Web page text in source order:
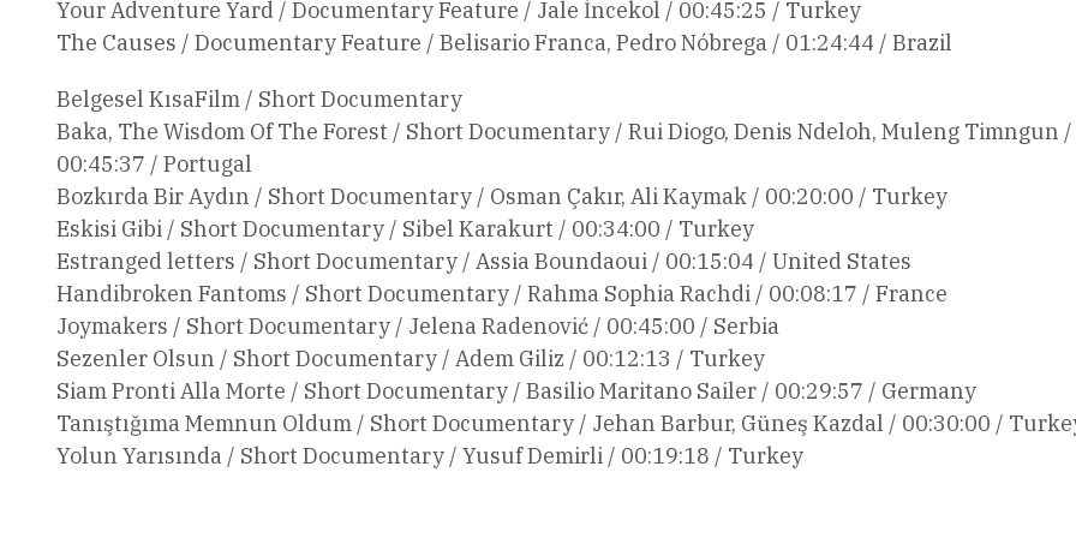
Your Adventure Yard / Documentary Feature / Jale İncekol / 00:45:25 / Turkey
The Causes / Documentary Feature / Belisario Franca, Pedro Nóbrega / 01:24:44 / Brazil
Belgesel KısaFilm / Short Documentary
Baka, The Wisdom Of The Forest / Short Documentary / Rui Diogo, Denis Ndeloh, Muleng Timngun /
00:45:37 / Portugal
Bozkırda Bir Aydın / Short Documentary / Osman Çakır, Ali Kaymak / 00:20:00 / Turkey
Eskisi Gibi / Short Documentary / Sibel Karakurt / 00:34:00 / Turkey
Estranged letters / Short Documentary / Assia Boundaoui / 00:15:04 / United States
Handibroken Fantoms / Short Documentary / Rahma Sophia Rachdi / 00:08:17 / France
Joymakers / Short Documentary / Jelena Radenović / 00:45:00 / Serbia
Sezenler Olsun / Short Documentary / Adem Giliz / 00:12:13 / Turkey
Siam Pronti Alla Morte / Short Documentary / Basilio Maritano Sailer / 00:29:57 / Germany
Tanıştığıma Memnun Oldum / Short Documentary / Jehan Barbur, Güneş Kazdal / 00:30:00 /
Yolun Yarısında / Short Documentary / Yusuf Demirli / 00:19:18 / Turkey